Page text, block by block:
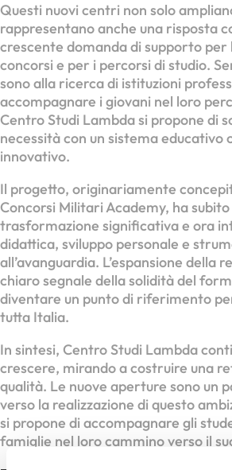
Questi nuovi centri non solo
rappresentano anche una risposta
crescente domanda di supporto per
concorsi e per i percorsi di studio.
sono alla ricerca di istituzioni
accompagnare i giovani nel loro
Centro Studi Lambda si propone di
necessità con un sistema educativo
innovativo.
Il progetto, originariamente
Concorsi Militari Academy, ha subito
trasformazione significativa e ora
didattica, sviluppo personale e
all’avanguardia. L’espansione della
chiaro segnale della solidità del
diventare un punto di riferimento
tutta Italia.
In sintesi, Centro Studi Lambda
crescere, mirando a costruire una
qualità. Le nuove aperture sono un
verso la realizzazione di questo
si propone di accompagnare gli
famiglie nel loro cammino verso il